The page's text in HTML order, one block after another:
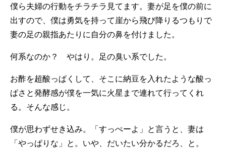
僕ら夫婦の行動をチラチラ見てます。妻が足を僕の前に
出すので、僕は勇気を持って崖から飛び降りるつもりで
妻の足の親指あたりに自分の鼻を付けました。
何系なのか？ やはり。足の臭い系でした。
お酢を超酸っぱくして、そこに納豆を入れたような酸っ
ぱさと発酵感が僕を一気に火星まで連れて行ってくれ
る。そんな感じ。
僕が思わずせき込み。「すっぺーよ」と言うと、妻は
「やっぱりな」と。いや、だいたい分かるだろ、と。